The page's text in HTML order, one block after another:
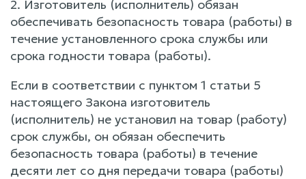
2. Изготовитель (исполнитель) обязан
обеспечивать безопасность товара (работы) в
течение установленного срока службы или
срока годности товара (работы).
Если в соответствии с пунктом 1 статьи 5
настоящего Закона изготовитель
(исполнитель) не установил на товар (работу)
срок службы, он обязан обеспечить
безопасность товара (работы) в течение
десяти лет со дня передачи товара (работы)